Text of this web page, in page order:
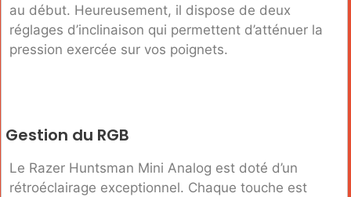
au début. Heureusement, il dispose de deux
réglages d’inclinaison qui permettent d’atténuer la
pression exercée sur vos poignets.
Gestion du RGB
Le Razer Huntsman Mini Analog est doté d’un
rétroéclairage exceptionnel. Chaque touche est